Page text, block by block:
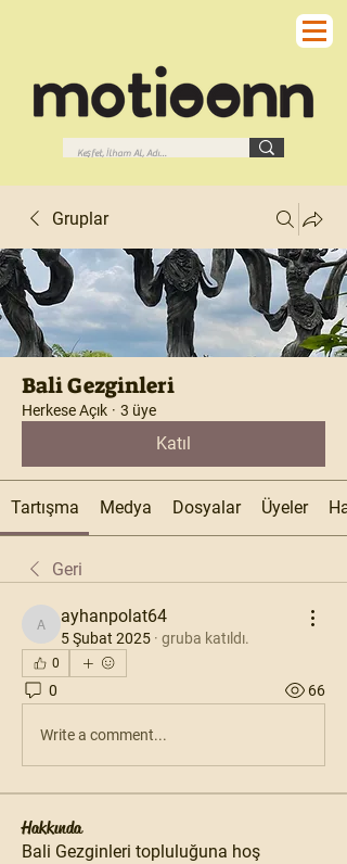
Gruplar
Bali Gezginleri
Herkese Açık · 3 üye
Katıl
Tartışma Medya Dosyalar Üyeler
Geri
ayhanpolat64
ayhanpolat64
5 Şubat 2025 · gruba katıldı.
0
0 66
Write a comment...
Hakkında
Bali Gezginleri topluluğuna hoş